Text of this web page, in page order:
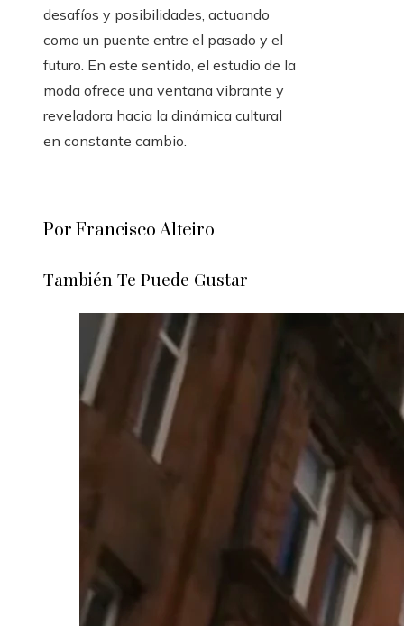
desafíos y posibilidades, actuando
como un puente entre el pasado y el
futuro. En este sentido, el estudio de la
moda ofrece una ventana vibrante y
reveladora hacia la dinámica cultural
en constante cambio.
Por Francisco Alteiro
También Te Puede Gustar